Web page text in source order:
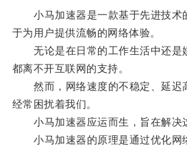
小马加速器是一款基于先进技术
于为用户提供流畅的网络体验。
无论是在日常的工作生活中还是
都离不开互联网的支持。
然而，网络速度的不稳定、延迟
经常困扰着我们。
小马加速器应运而生，旨在解决
小马加速器的原理是通过优化网